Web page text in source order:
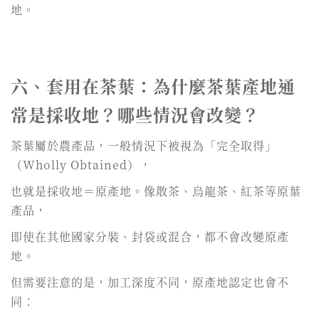
地。
六、套用在茶葉：為什麼茶葉產地通
常是採收地？哪些情況會改變？
茶葉屬於農產品，一般情況下被視為「完全取得」
（Wholly Obtained），
也就是採收地＝原產地。像散茶、烏龍茶、紅茶等原葉
產品，
即使在其他國家分裝、封袋或混合，都不會改變原產
地。
但需要注意的是，加工深度不同，原產地認定也會不
同：